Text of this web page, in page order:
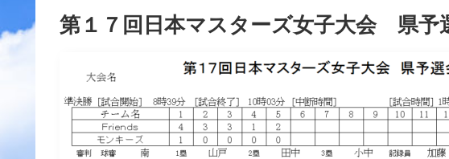
第１７回日本マスターズ女子大会 県